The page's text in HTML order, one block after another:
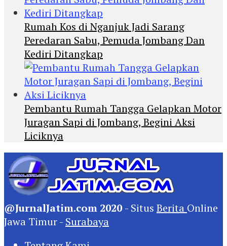
Rumah Kos di Nganjuk Jadi Sarang
Peredaran Sabu, Pemuda Jombang Dan
Kediri Ditangkap
Pembantu Rumah Tangga Gelapkan Motor
Juragan Sapi di Jombang, Begini Aksi
Liciknya
@JurnalJatim.com 2020 - Situs Berita Online
Jawa Timur - Surabaya